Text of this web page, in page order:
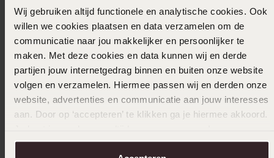
Wij gebruiken altijd functionele en analytische cookies. Ook
willen we cookies plaatsen en data verzamelen om de
communicatie naar jou makkelijker en persoonlijker te
maken. Met deze cookies en data kunnen wij en derde
partijen jouw internetgedrag binnen en buiten onze website
volgen en verzamelen. Hiermee passen wij en derden onze
website, advertenties en communicatie aan jouw interesses
aan. Door op ‘accepteren’ te klikken ga je hiermee akkoord.
over in onscookiebeleid.
Das könnte dir gefallen